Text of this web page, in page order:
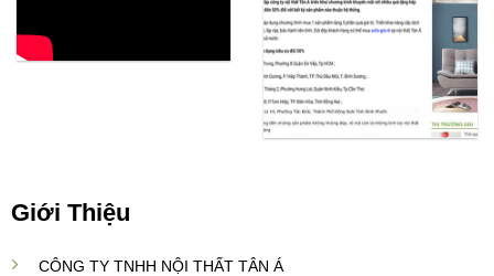
Giới Thiệu
CÔNG TY TNHH NỘI THẤT TÂN Á